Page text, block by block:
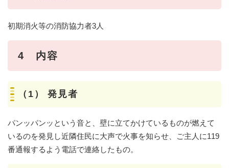
初期消火等の消防協力者3人
4 内容
（1） 発見者
パンッパンッという音と、壁に立てかけているものが燃えて
いるのを発見し近隣住民に大声で火事を知らせ、ご主人に119
番通報するよう電話で連絡したもの。